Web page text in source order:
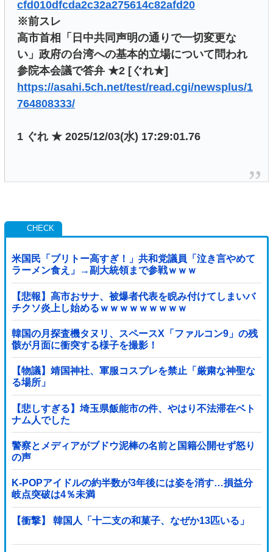
cfd010dfcda2c32a275614c82afd20
※前スレ
高市首相「日中共同声明の通りで一切変更な
い」政府の台湾への基本的立場について問われ
参院本会議で答弁 ★2 [ぐれ★]
https://asahi.5ch.net/test/read.cgi/newsplus/1
764808333/
1 ぐれ ★ 2025/12/03(水) 17:29:01.76
米国民「ブリトー高すぎ！」共和党議員「泣き言やめて
ラーメン食え」→副大統領まで参戦ｗｗｗ
【悲報】高市おサナ、被爆者代表を睨み付けてしまいバ
チクソ炎上し始めるｗｗｗｗｗｗｗｗｗ
韓国の月探査機タヌリ、スペースX「ファルコン9」の残
骸が月面に衝突する様子を撮影！
【物議】靖国神社、軍服コスプレを禁止「厳粛な神聖な
る場所」
【悲しすぎる】埼玉県飯能市の件、やはり不法滞在ベト
ナム人でした
警察とメディアがブドウ泥棒の名前と国籍公開せず怒り
の声
K-POPアイドルの約半数が3年後には姿を消す…損益分
岐点突破は4％未満
【衝撃】 韓国人「十二支の和菓子、なぜか13匹いる」